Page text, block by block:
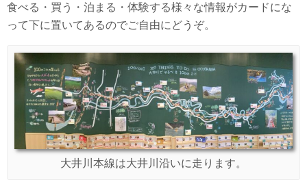
食べる・買う・泊まる・体験する様々な情報がカードにな
って下に置いてあるのでご自由にどうぞ。
大井川本線は大井川沿いに走ります。